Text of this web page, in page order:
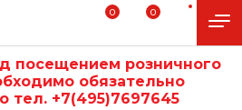
0 0
посещением розничного
обязательно
тел. +7(495)7697645